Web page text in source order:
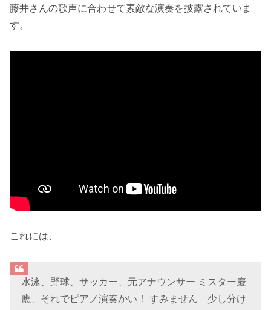
藤井さんの歌声に合わせて素敵な演奏を披露されていま
す。
これには、
水泳、野球、サッカー、元アナウンサー ミスター慶
應、それでピアノ演奏かい！ すみません 少し分け